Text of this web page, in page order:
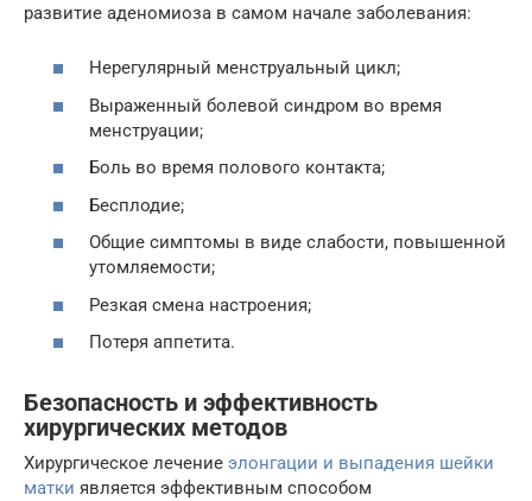
развитие аденомиоза в самом начале заболевания:
Нерегулярный менструальный цикл;
Выраженный болевой синдром во время
менструации;
Боль во время полового контакта;
Бесплодие;
Общие симптомы в виде слабости, повышенной
утомляемости;
Резкая смена настроения;
Потеря аппетита.
Безопасность и эффективность
хирургических методов
Хирургическое лечение элонгации и выпадения шейки
матки является эффективным способом